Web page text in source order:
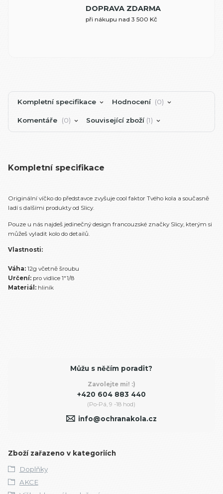
DOPRAVA ZDARMA
při nákupu nad 3 500 Kč
Kompletní specifikace Hodnocení 0
Komentáře 0 Související zboží 1
Kompletní specifikace
Originální víčko do představce zvyšuje cool faktor Tvého kola a současně
ladí s dalšími produkty od Slicy.
Pouze u nás najdeš jedinečný design francouzské značky Slicy, kterým si
můžeš vyladit kolo do detailů.
Vlastnosti:
Váha: 12g včetně šroubu
Určení: pro vidlice 1"1/8
Materiál: hliník
Můžu s něčím poradit?
Zavolejte mi! :)
+420 604 883 440
(Po-Pá, 9 -18 hod)
info@ochranakola.cz
Zboží zařazeno v kategoriích
Doplňky
AKCE